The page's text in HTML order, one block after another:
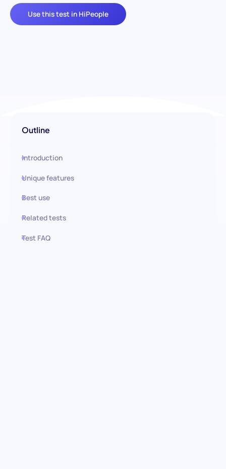
Use this test in HiPeople
Outline
Introduction
Unique features
Best use
Related tests
Test FAQ